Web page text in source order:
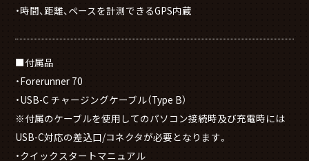
・時間、距離、ペースを計測できるGPS内蔵
■付属品
・Forerunner 70
・USB-C チャージングケーブル（Type B）
※付属のケーブルを使用してのパソコン接続時及び充電時には
USB-C対応の差込口/コネクタが必要となります。
・クイックスタートマニュアル